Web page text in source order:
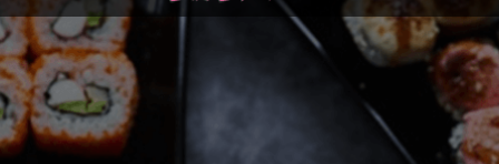
ACCUEIL
LA CARTE